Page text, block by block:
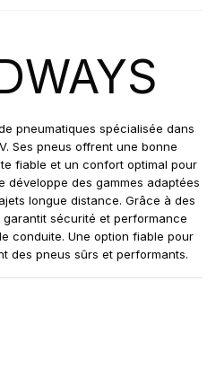
pneumatiques spécialisée dans
Ses pneus offrent une bonne
fiable et un confort optimal pour
développe des gammes adaptées
longue distance. Grâce à des
sécurité et performance
conduite. Une option fiable pour
des pneus sûrs et performants.